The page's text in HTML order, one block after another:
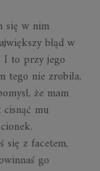
się w nim
błąd w
I to przy jego
tego nie zrobiła,
że mam
cisnąć mu
się z facetem,
go